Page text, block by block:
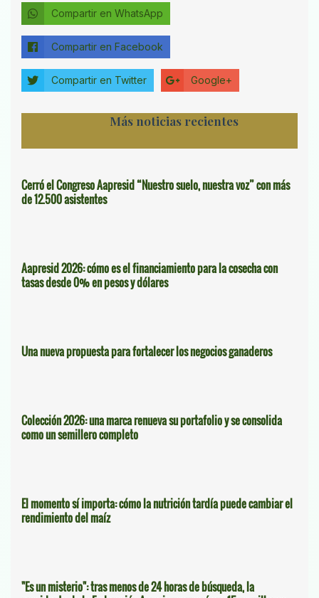
Compartir en WhatsApp
Compartir en Facebook
Compartir en Twitter Google+
Más noticias recientes
Cerró el Congreso Aapresid “Nuestro suelo, nuestra voz” con más
de 12.500 asistentes
Aapresid 2026: cómo es el financiamiento para la cosecha con
tasas desde 0% en pesos y dólares
Una nueva propuesta para fortalecer los negocios ganaderos
Colección 2026: una marca renueva su portafolio y se consolida
como un semillero completo
El momento sí importa: cómo la nutrición tardía puede cambiar el
rendimiento del maíz
"Es un misterio": tras menos de 24 horas de búsqueda, la